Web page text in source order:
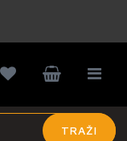
TRAŽI